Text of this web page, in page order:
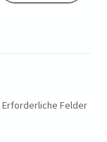
Erforderliche Felder